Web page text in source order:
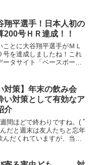
翔平選手！日本人初の
200号ＨＲ達成！！
ことに大谷翔平選手がＭＬ
号を達成しましたね！これ
ータサイト「ベースボー
上、１００盗塁以上を達成
手』といった投...
対策】年末の飲み会
い対策として有効なア
介
間ほどで終わりですね。( ﾟ
だと週末は友人たちと忘年
だくれていますが、当ブ
ています。(;^_^A楽しい飲